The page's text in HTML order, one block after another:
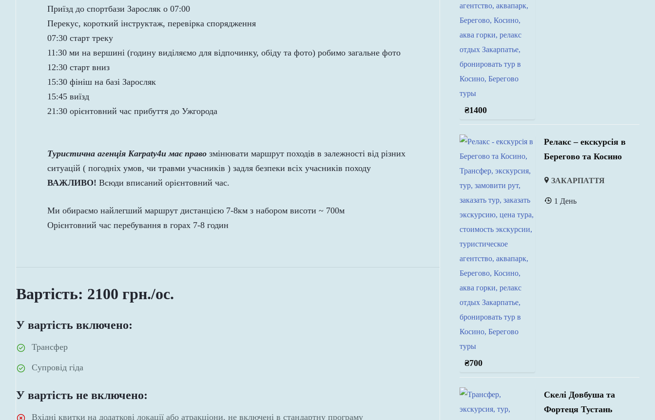
Приїзд до спортбази Заросляк о 07:00
Перекус, короткий інструктаж, перевірка спорядження
07:30 старт треку
11:30 ми на вершині (годину виділяємо для відпочинку, обіду та фото) робимо загальне фото
12:30 старт вниз
15:30 фініш на базі Заросляк
15:45 виїзд
21:30 орієнтовний час прибуття до Ужгорода
Туристична агенція Karpaty4u має право змінювати маршрут походів в залежності від різних
ситуацій ( погодніх умов, чи травми учасників ) задля безпеки всіх учасників походу
ВАЖЛИВО! Всюди вписаний орієнтовний час.
Ми обираємо найлегший маршрут дистанцією 7-8км з набором висоти ~ 700м
Орієнтовний час перебування в горах 7-8 годин
Вартість: 2100 грн./ос.
У вартість включено:
Трансфер
Супровід гіда
У вартість не включено:
Вхідні квитки на додаткові локації або атракціони, не включені в стандартну програму
₴1400
₴700
Релакс – екскурсія в
Берегово та Косино
ЗАКАРПАТТЯ
1 День
Скелі Довбуша та
Фортеця Тустань